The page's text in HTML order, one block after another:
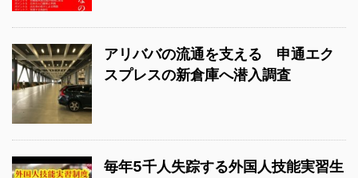
アリババの流通を支える 申通エク
スプレスの新倉庫へ潜入調査
毎年5千人失踪する外国人技能実習生